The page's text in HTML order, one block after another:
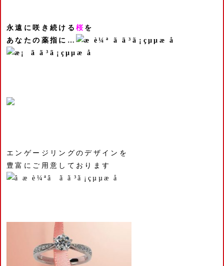
永遠に咲き続ける 桜 を
あなたの薬指に…
エンゲージリングのデザインを
豊富にご用意しております